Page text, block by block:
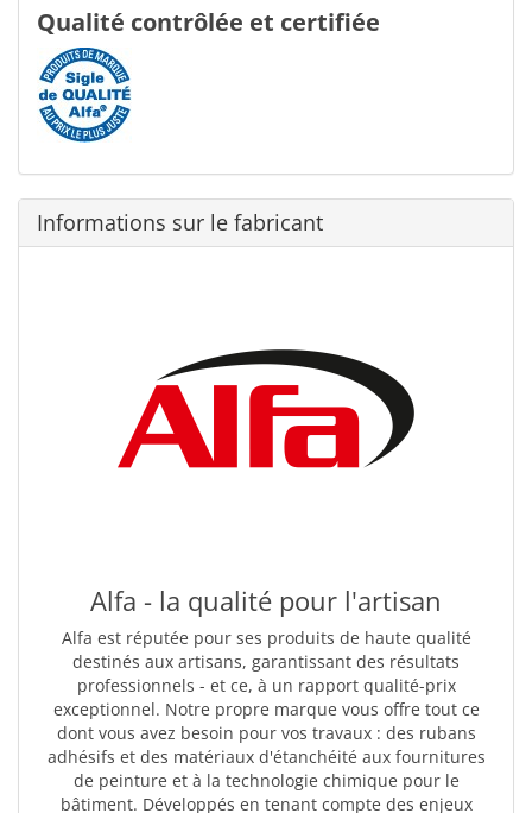
Qualité contrôlée et certifiée
Informations sur le fabricant
Alfa - la qualité pour l'artisan
Alfa est réputée pour ses produits de haute qualité
destinés aux artisans, garantissant des résultats
professionnels - et ce, à un rapport qualité-prix
exceptionnel. Notre propre marque vous offre tout ce
dont vous avez besoin pour vos travaux : des rubans
adhésifs et des matériaux d'étanchéité aux fournitures
de peinture et à la technologie chimique pour le
bâtiment. Développés en tenant compte des enjeux